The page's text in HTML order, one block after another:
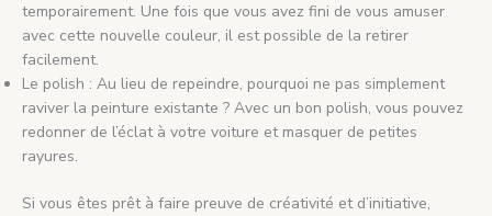
temporairement. Une fois que vous avez fini de vous amuser
avec cette nouvelle couleur, il est possible de la retirer
facilement.
Le polish : Au lieu de repeindre, pourquoi ne pas simplement
raviver la peinture existante ? Avec un bon polish, vous pouvez
redonner de l’éclat à votre voiture et masquer de petites
rayures.
Si vous êtes prêt à faire preuve de créativité et d’initiative,